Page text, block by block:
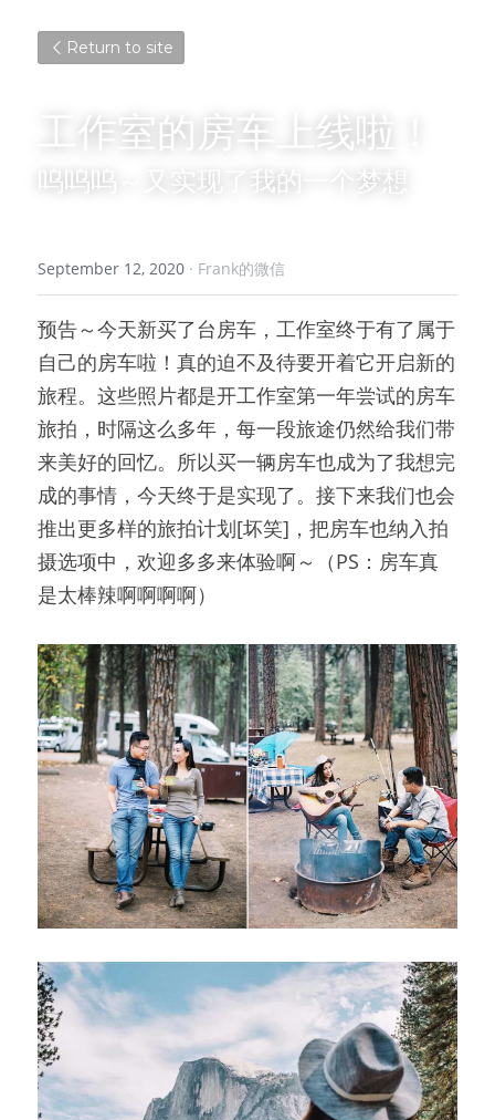
Return to site
工作室的房车上线啦！
呜呜呜～又实现了我的一个梦想
September 12, 2020 · Frank的微信
预告～今天新买了台房车，工作室终于有了属于
自己的房车啦！真的迫不及待要开着它开启新的
旅程。这些照片都是开工作室第一年尝试的房车
旅拍，时隔这么多年，每一段旅途仍然给我们带
来美好的回忆。所以买一辆房车也成为了我想完
成的事情，今天终于是实现了。接下来我们也会
推出更多样的旅拍计划[坏笑]，把房车也纳入拍
摄选项中，欢迎多多来体验啊～（PS：房车真
是太棒辣啊啊啊啊）